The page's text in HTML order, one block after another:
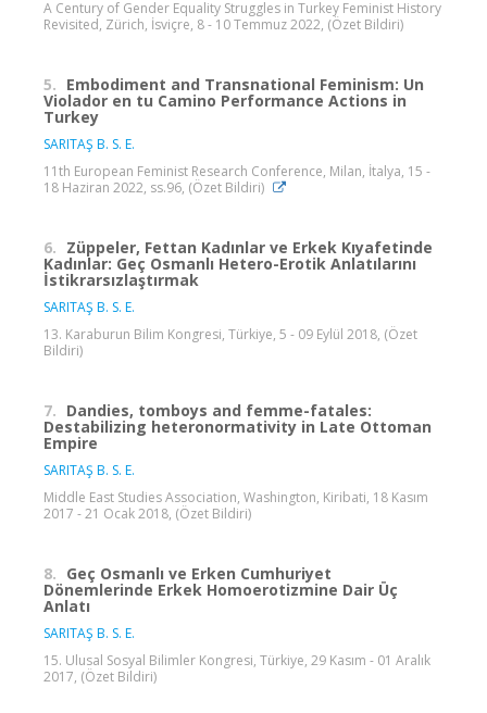
A Century of Gender Equality Struggles in Turkey Feminist History
Revisited, Zürich, İsviçre, 8 - 10 Temmuz 2022, (Özet Bildiri)
5. Embodiment and Transnational Feminism: Un
Violador en tu Camino Performance Actions in
Turkey
SARITAŞ B. S. E.
11th European Feminist Research Conference, Milan, İtalya, 15 -
18 Haziran 2022, ss.96, (Özet Bildiri)
6. Züppeler, Fettan Kadınlar ve Erkek Kıyafetinde
Kadınlar: Geç Osmanlı Hetero-Erotik Anlatılarını
İstikrarsızlaştırmak
SARITAŞ B. S. E.
13. Karaburun Bilim Kongresi, Türkiye, 5 - 09 Eylül 2018, (Özet
Bildiri)
7. Dandies, tomboys and femme-fatales:
Destabilizing heteronormativity in Late Ottoman
Empire
SARITAŞ B. S. E.
Middle East Studies Association, Washington, Kiribati, 18 Kasım
2017 - 21 Ocak 2018, (Özet Bildiri)
8. Geç Osmanlı ve Erken Cumhuriyet
Dönemlerinde Erkek Homoerotizmine Dair Üç
Anlatı
SARITAŞ B. S. E.
15. Ulusal Sosyal Bilimler Kongresi, Türkiye, 29 Kasım - 01 Aralık
2017, (Özet Bildiri)